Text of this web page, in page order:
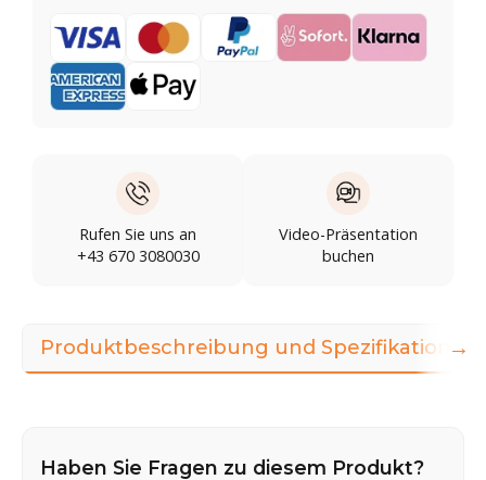
Rufen Sie uns an
+43 670 3080030
Video-Präsentation
buchen
Produktbeschreibung und Spezifikationen
Haben Sie Fragen zu diesem Produkt?
→